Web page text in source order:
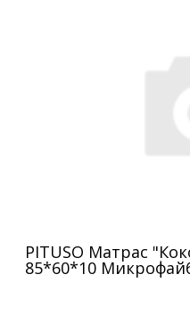
PITUSO Матрас
85*60*10